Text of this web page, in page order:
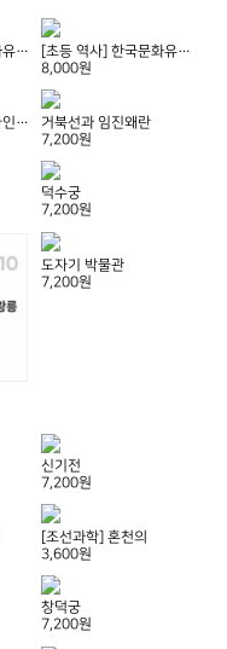
[초등 역사] 한국문화유산 23종 세트
[초등 역사] 한국문화유산 선택구매 초등 역사 방과후 만들기 교육 교재
8,000원
[바인더] 조선과학 바인더(작은사이즈)
거북선과 임진왜란
7,200원
덕수궁
7,200원
도자기 박물관
7,200원
신기전
7,200원
[조선과학] 혼천의
3,600원
창덕궁
7,200원